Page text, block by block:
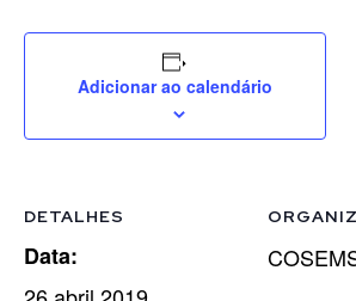
Adicionar ao calendário
DETALHES
Data: